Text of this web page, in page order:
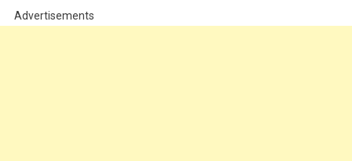
Advertisements